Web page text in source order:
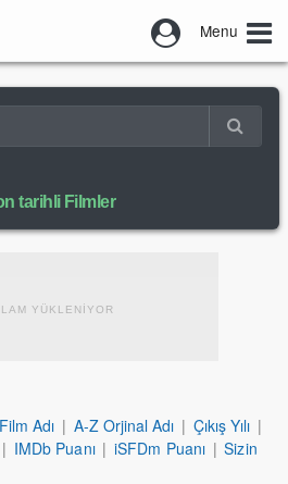
Menu
tarihli Filmler
YÜKLENİYOR
Adı | A-Z Orjinal Adı | Çıkış Yılı |
| IMDb Puanı | iSFDm Puanı | Sizin